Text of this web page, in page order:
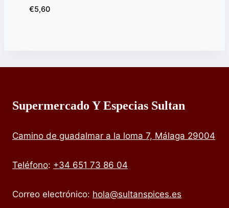
€5,60
Supermercado Y Especias Sultan
Camino de guadalmar a la loma 7, Málaga 29004
Teléfono: +34 651 73 86 04
Correo electrónico: hola@sultanspices.es